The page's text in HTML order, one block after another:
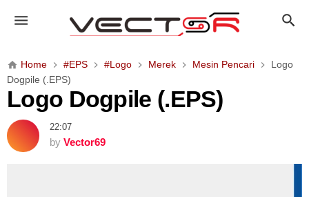
o
o
D
o
g
p
i
Home #EPS #Logo Merek Mesin Pencari
Logo
Dogpile (.EPS)
Logo Dogpile (.EPS)
22:07
by Vector69